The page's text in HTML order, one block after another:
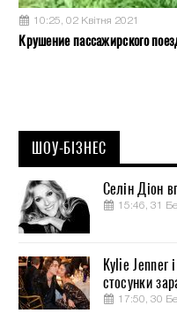
10:25, 02 Квітня 2021
Крушение пассажирского
ШОУ-БІЗНЕС
Селін Діон
15:46, 31
Kylie Jenner
стосунки
17:50, 30